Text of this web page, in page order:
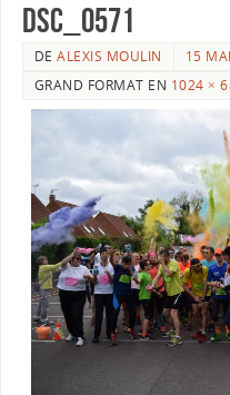
DSC_0571
DEALEXIS MOULIN
15
GRAND FORMAT EN 1024 ×